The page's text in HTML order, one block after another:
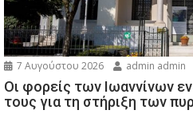
7 Αυγούστου 2026 admin admin
Οι φορείς των Ιωαννίνων
τους για τη στήριξη των